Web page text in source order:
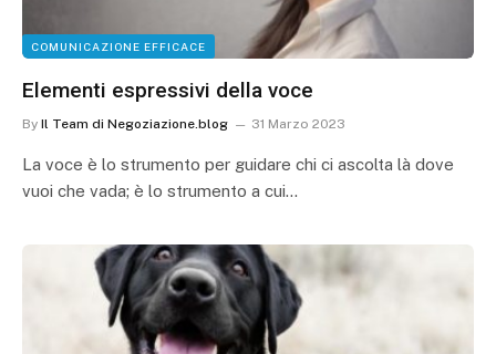
COMUNICAZIONE EFFICACE
Elementi espressivi della voce
By Il Team di Negoziazione.blog 31 Marzo 2023
La voce è lo strumento per guidare chi ci ascolta là dove
vuoi che vada; è lo strumento a cui…